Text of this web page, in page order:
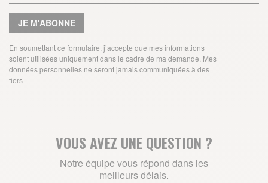
JE M'ABONNE
En soumettant ce formulaire, j’accepte que mes informations
soient utilisées uniquement dans le cadre de ma demande. Mes
données personnelles ne seront jamais communiquées à des
tiers
VOUS AVEZ UNE QUESTION ?
Notre équipe vous répond dans les
meilleurs délais.